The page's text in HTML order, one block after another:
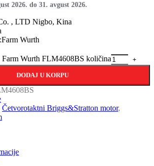
2026. do 31. avgust 2026.
, LTD Nigbo, Kina
Wurth
Wurth FLM4608BS količina
DODAJ U KORPU
Četvorotaktni Briggs&Stratton motor,